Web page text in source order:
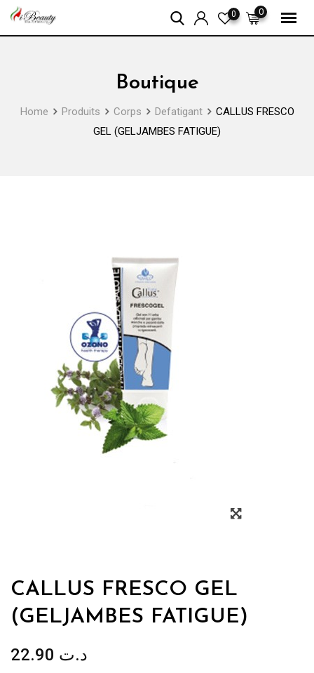
Skip
0
0
Boutique
Home Produits Corps Defatigant
CALLUS FRESCO
GEL (GELJAMBES FATIGUE)
CALLUS FRESCO GEL
(GELJAMBES FATIGUE)
د.ت